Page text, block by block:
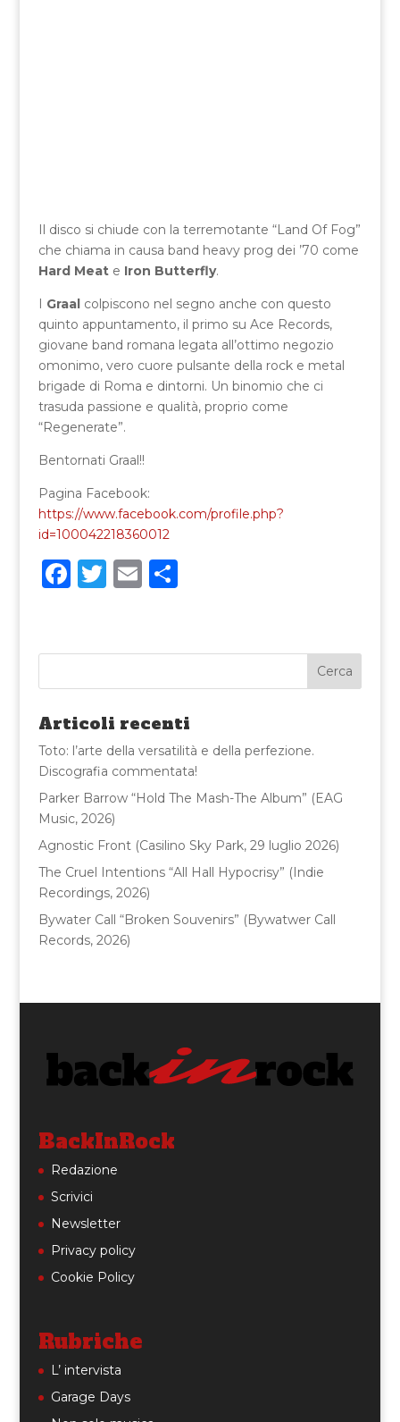
Il disco si chiude con la terremotante “Land Of Fog”
che chiama in causa band heavy prog dei ’70 come
Hard Meate Iron Butterfly.
I Graal colpiscono nel segno anche con questo
quinto appuntamento, il primo su Ace Records,
giovane band romana legata all’ottimo negozio
omonimo, vero cuore pulsante della rock e metal
brigade di Roma e dintorni. Un binomio che ci
trasuda passione e qualità, proprio come
“Regenerate”.
Bentornati Graal!!
Pagina Facebook:
https://www.facebook.com/profile.php?
id=100042218360012
F
e
b
o
o
k
T
te
r
E
l
C
di
vi
di
Articoli recenti
Toto: l’arte della versatilità e della perfezione.
Discografia commentata!
Parker Barrow “Hold The Mash-The Album” (EAG
Music, 2026)
Agnostic Front (Casilino Sky Park, 29 luglio 2026)
The Cruel Intentions “All Hall Hypocrisy” (Indie
Recordings, 2026)
Bywater Call “Broken Souvenirs” (Bywatwer Call
Records, 2026)
BackInRock
Redazione
Scrivici
Newsletter
Privacy policy
Cookie Policy
Rubriche
L’ intervista
Garage Days